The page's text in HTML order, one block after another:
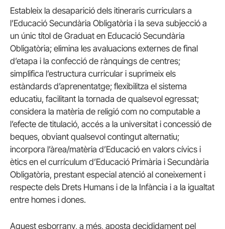
Estableix la desaparició dels itineraris curriculars a
l’Educació Secundària Obligatòria i la seva subjecció a
un únic títol de Graduat en Educació Secundària
Obligatòria; elimina les avaluacions externes de final
d’etapa i la confecció de rànquings de centres;
simplifica l’estructura curricular i suprimeix els
estàndards d’aprenentatge; flexibilitza el sistema
educatiu, facilitant la tornada de qualsevol egressat;
considera la matèria de religió com no computable a
l’efecte de titulació, accés a la universitat i concessió de
beques, obviant qualsevol contingut alternatiu;
incorpora l’àrea/matèria d’Educació en valors cívics i
ètics en el currículum d’Educació Primària i Secundària
Obligatòria, prestant especial atenció al coneixement i
respecte dels Drets Humans i de la Infància i a la igualtat
entre homes i dones.
Aquest esborrany, a més, aposta decididament pel